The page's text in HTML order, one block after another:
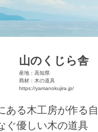
山のくじら舎
産地：高知県
商材：木の道具
https://yamanokujira.jp/
ある木工房が作る
ぐ優しい木の道具